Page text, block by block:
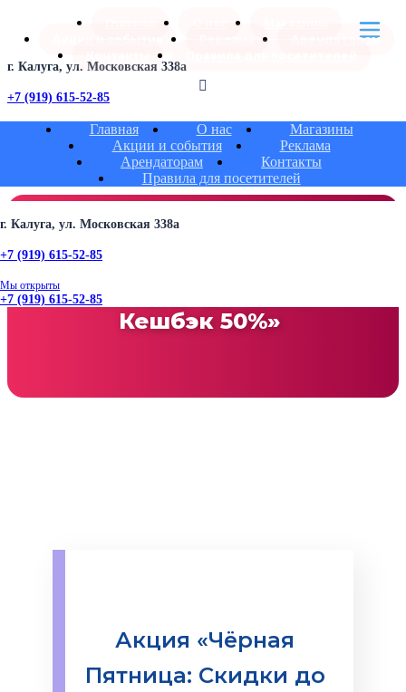
г. Калуга, ул. Московская 338а
+7 (919) 615-52-85
Мы открыты
+7 (919) 615-52-85
Арендаторам
Главная О нас
Магазины
Акции и события
Реклама
Арендаторам
Контакты
Правила для посетителей
г. Калуга, ул. Московская 338а
+7 (919) 615-52-85
Мы открыты
+7 (919) 615-52-85Скидки до 80% и
Кешбэк 50%»
Акция «Чёрная
Пятница: Скидки до